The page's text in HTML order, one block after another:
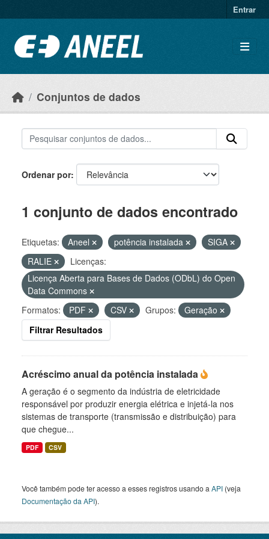
Entrar
Conjuntos de dados
Ordenar por
1 conjunto de dados encontrado
Etiquetas: Aneel potência instalada
SIGA
RALIE
Licenças:
Licença Aberta para Bases de Dados (ODbL) do Open
Data Commons
Formatos:
PDF CSV Grupos:
Geração
Filtrar Resultados
Acréscimo anual da potência instalada
A geração é o segmento da indústria de eletricidade
responsável por produzir energia elétrica e injetá-la nos
sistemas de transporte (transmissão e distribuição) para
que chegue...
PDF CSV
Você também pode ter acesso a esses registros usando a API (veja
Documentação da API).